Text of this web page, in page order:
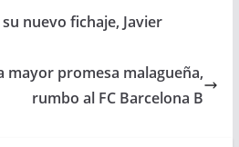
nuevo fichaje, Javier
mayor promesa malagueña,
rumbo al FC Barcelona B